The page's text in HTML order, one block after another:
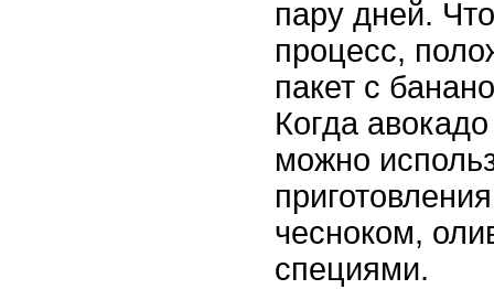
пару дней.
процесс,
пакет с
Когда
можно
чесноком,
специями.